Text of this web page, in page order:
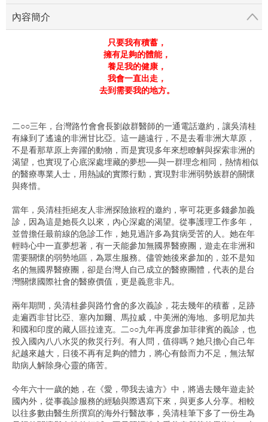
內容簡介
只要我有積蓄，
擁有足夠的體能，
養足我的健康，
我會一直出走，
去到需要我的地方。
二○○三年，台灣路竹會會長劉啟群醫師的一通電話邀約，讓吳清桂
有緣到了遙遠的非洲甘比亞。這一趟遠行，不是去看非洲大草原，
不是看那草原上奔躍的動物，而是實現多年來想瞭解與探索非洲的
渴望，也實現了心底深處埋藏的夢想──與一群理念相同，熱情相似
的醫療專業人士，用熱誠的實際行動，實現對非洲弱勢族群的關懷
與疼惜。
當年，吳清桂拒絕友人非洲探險旅程的邀約，寧可花更多錢參加義
診，因為這是她長久以來，內心深處的渴望。從事護理工作多年，
並曾擔任最前線的急診工作，她見過許多為貧病受苦的人。她在年
輕時心中一直夢想著，有一天能參加無國界醫療團，遊走在非洲和
需要關懷的弱勢地區，為眾生服務。儘管她後來參加的，並不是知
名的無國界醫療團，卻是台灣人自己成立的醫療團體，代表的是台
灣關懷國際社會的醫療價值，更是義意非凡。
兩年期間，吳清桂參與路竹會的多次義診，花去幾年的積蓄，足跡
走遍西非甘比亞、塞內加爾、馬拉威，中美洲的海地、多明尼加共
和國和印度的藏人區拉達克。二○○九年再度參加菲律賓的義診，也
投入國內八八水災的救災行列。有人問，值得嗎？她只擔心自己年
紀越來越大，日後不再有足夠的體力，將心有餘而力不足，無法幫
助病人解除身心靈的痛苦。
今年六十一歲的她，在《愛，帶我去遠方》中，將過去幾年遊走於
國內外，從事義診服務的經驗與際遇寫下來，與更多人分享。相較
以往多數由醫生所撰寫的海外行醫故事，吳清桂筆下多了一份生為